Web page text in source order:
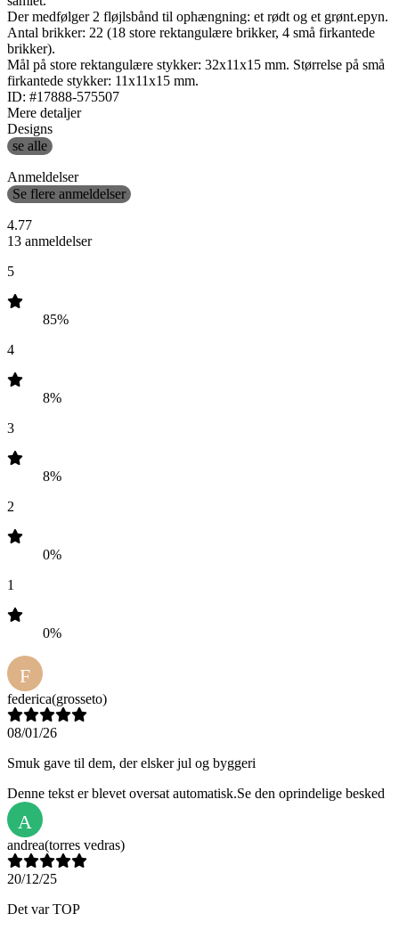
Der medfølger 2 fløjlsbånd til ophængning: et rødt og et grønt.epyn.
Antal brikker: 22 (18 store rektangulære brikker, 4 små firkantede
brikker).
Mål på store rektangulære stykker: 32x11x15 mm. Størrelse på små
firkantede stykker: 11x11x15 mm.
ID: #17888-575507
Mere detaljer
Designs
se alle
Anmeldelser
Se flere anmeldelser
4.77
13 anmeldelser
5
85%
4
8%
3
8%
2
0%
1
0%
F
federica(grosseto)
08/01/26
Smuk gave til dem, der elsker jul og byggeri
Denne tekst er blevet oversat automatisk.Se den oprindelige besked
A
andrea(torres vedras)
20/12/25
Det var TOP